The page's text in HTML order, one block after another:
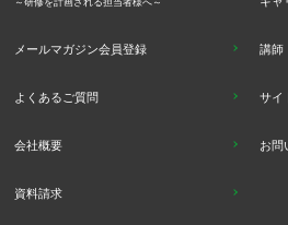
～研修を計画される担当者様へ～
メールマガジン会員登録 講師
よくあるご質問 サイ
会社概要 お問
資料請求